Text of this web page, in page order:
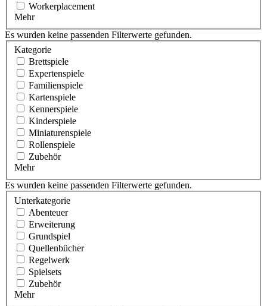
Workerplacement
Mehr
Es wurden keine passenden Filterwerte gefunden.
Kategorie
Brettspiele
Expertenspiele
Familienspiele
Kartenspiele
Kennerspiele
Kinderspiele
Miniaturenspiele
Rollenspiele
Zubehör
Mehr
Es wurden keine passenden Filterwerte gefunden.
Unterkategorie
Abenteuer
Erweiterung
Grundspiel
Quellenbücher
Regelwerk
Spielsets
Zubehör
Mehr